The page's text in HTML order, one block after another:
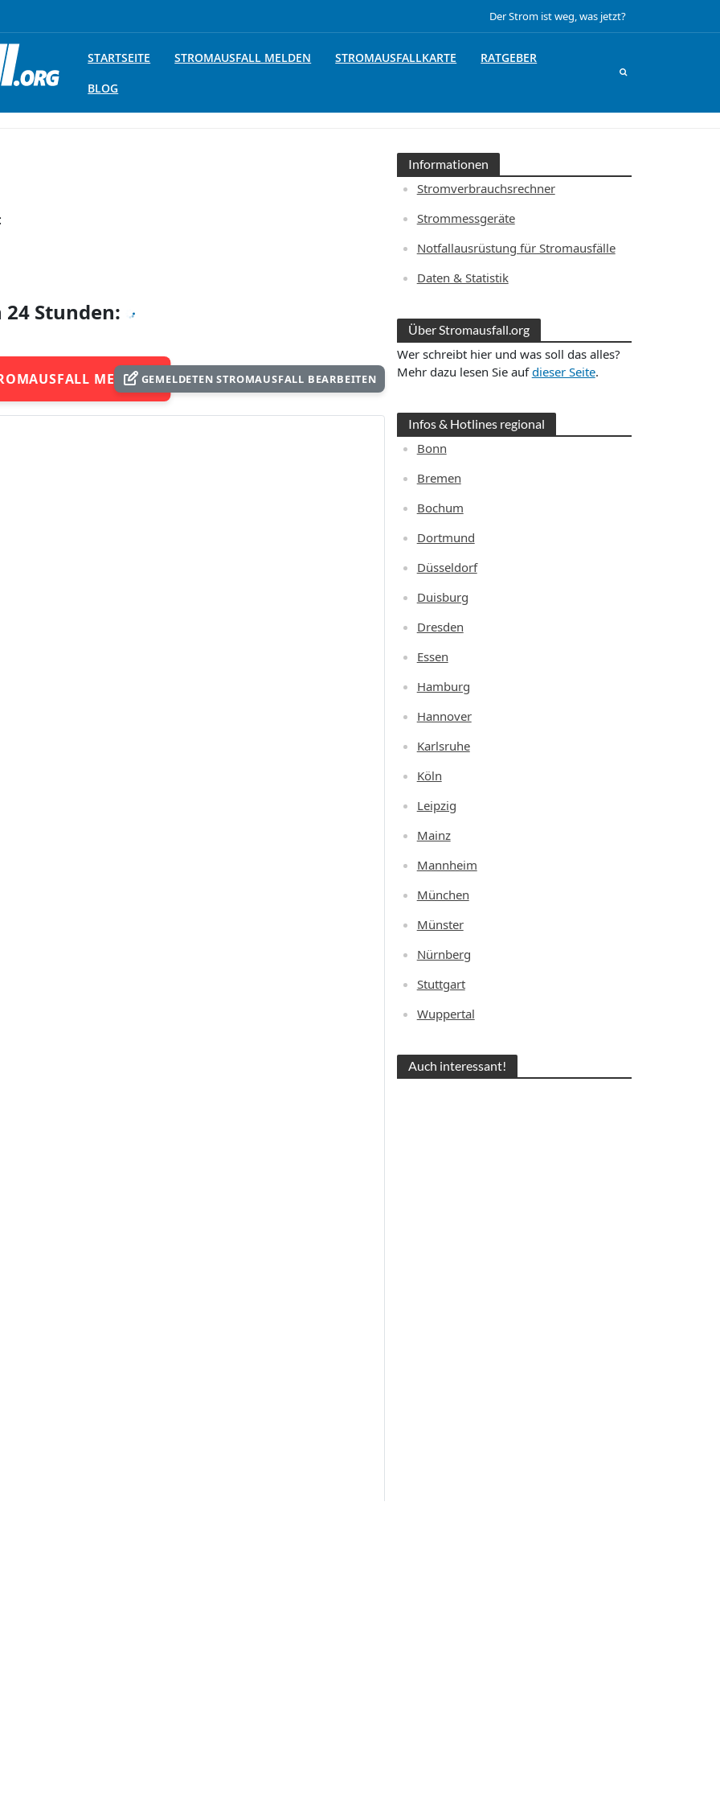
Der Strom ist weg, was jetzt?
STARTSEITE STROMAUSFALL MELDEN STROMAUSFALLKARTE
RATGEBER
BLOG
Stunden:
MELDENGEMELDETEN STROMAUSFALL BEARBEITEN
Informationen
Stromverbrauchsrechner
Strommessgeräte
Notfallausrüstung für Stromausfälle
Daten & Statistik
Über Stromausfall.org
Wer schreibt hier und was soll das alles?
Mehr dazu lesen Sie aufdieser Seite.
Infos & Hotlines regional
Bonn
Bremen
Bochum
Dortmund
Düsseldorf
Duisburg
Dresden
Essen
Hamburg
Hannover
Karlsruhe
Köln
Leipzig
Mainz
Mannheim
München
Münster
Nürnberg
Stuttgart
Wuppertal
Auch interessant!